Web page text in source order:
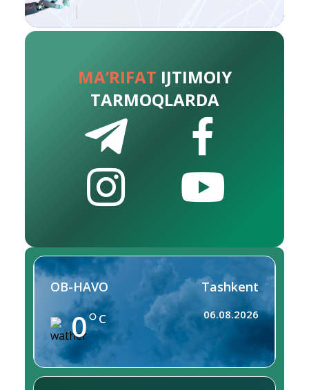
MA’RIFAT IJTIMOIY
TARMOQLARDA
OB-HAVO
0 C
Tashkent
06.08.2026